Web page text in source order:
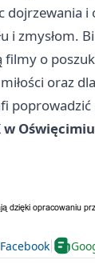
dojrzewania
i zmysłom.
filmy o
oraz
poprowadzić
w Oświęcimiu
Facebook